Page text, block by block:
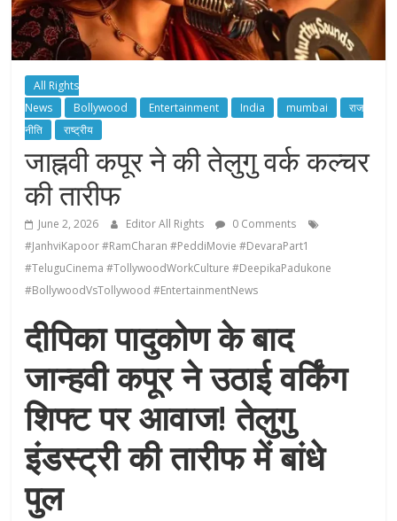
All Rights
News
Bollywood Entertainment India mumbai
राज
नीति
राष्ट्रीय
जाह्नवी कपूर ने की तेलुगु वर्क कल्चर
की तारीफ
June 2, 2026 Editor All Rights
0 Comments
#JanhviKapoor #RamCharan #PeddiMovie #DevaraPart1
#TeluguCinema #TollywoodWorkCulture #DeepikaPadukone
#BollywoodVsTollywood #EntertainmentNews
दीपिका पादुकोण के बाद
जान्हवी कपूर ने उठाई वर्किंग
शिफ्ट पर आवाज! तेलुगु
इंडस्ट्री की तारीफ में बांधे
पुल